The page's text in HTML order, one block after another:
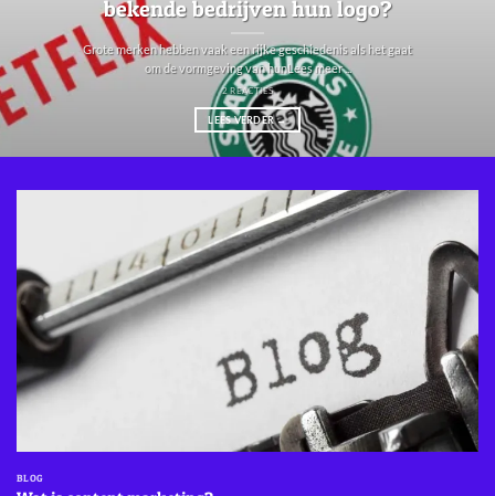
bekende bedrijven hun logo?
Grote merken hebben vaak een rijke geschiedenis als het gaat
om de vormgeving van hunLees meer ...
2 REACTIES
LEES VERDER→
BLOG